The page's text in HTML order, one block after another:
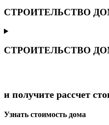
СТРОИТЕЛЬСТВО
СТРОИТЕЛЬСТВО
и получите рассчет
Узнать стоимость дома